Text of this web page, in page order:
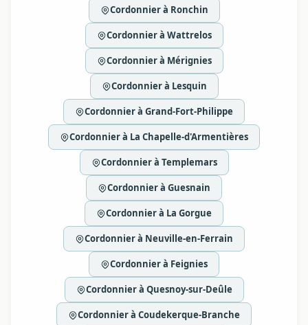
Cordonnier à Ronchin
Cordonnier à Wattrelos
Cordonnier à Mérignies
Cordonnier à Lesquin
Cordonnier à Grand-Fort-Philippe
Cordonnier à La Chapelle-d'Armentières
Cordonnier à Templemars
Cordonnier à Guesnain
Cordonnier à La Gorgue
Cordonnier à Neuville-en-Ferrain
Cordonnier à Feignies
Cordonnier à Quesnoy-sur-Deûle
Cordonnier à Coudekerque-Branche